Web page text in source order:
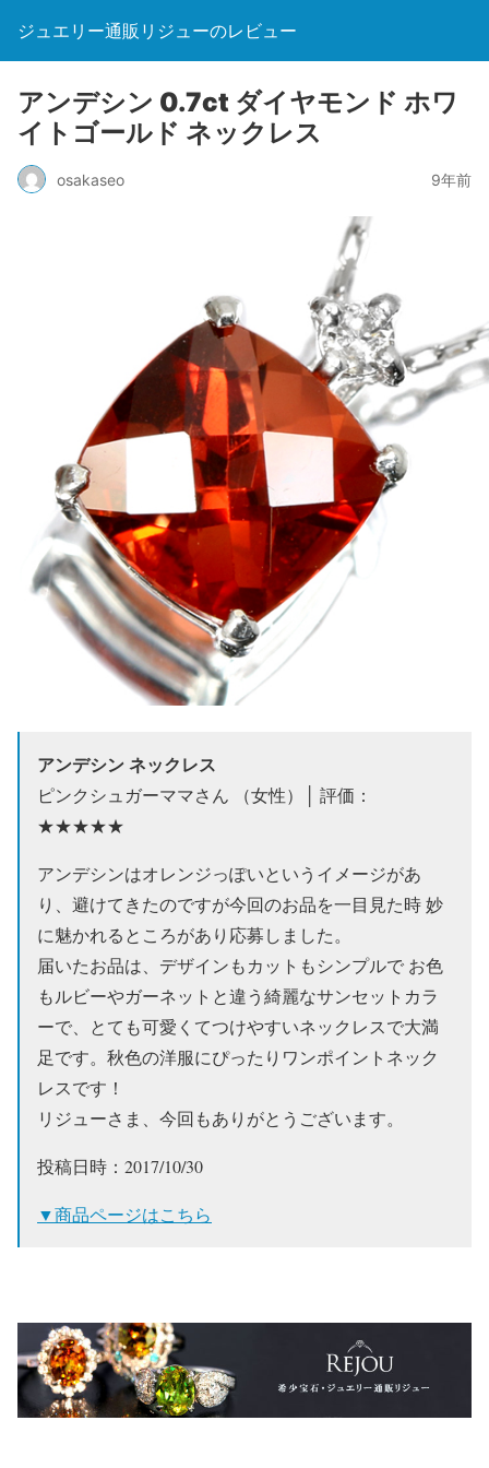
ジュエリー通販リジューのレビュー
アンデシン 0.7ct ダイヤモンド ホワ
イトゴールド ネックレス
osakaseo 9年前
アンデシン ネックレス
ピンクシュガーママさん （女性）│ 評価：
★★★★★
アンデシンはオレンジっぽいというイメージがあ
り、避けてきたのですが今回のお品を一目見た時 妙
に魅かれるところがあり応募しました。
届いたお品は、デザインもカットもシンプルで お色
もルビーやガーネットと違う綺麗なサンセットカラ
ーで、とても可愛くてつけやすいネックレスで大満
足です。秋色の洋服にぴったりワンポイントネック
レスです！
リジューさま、今回もありがとうございます。
投稿日時：2017/10/30
▼商品ページはこちら